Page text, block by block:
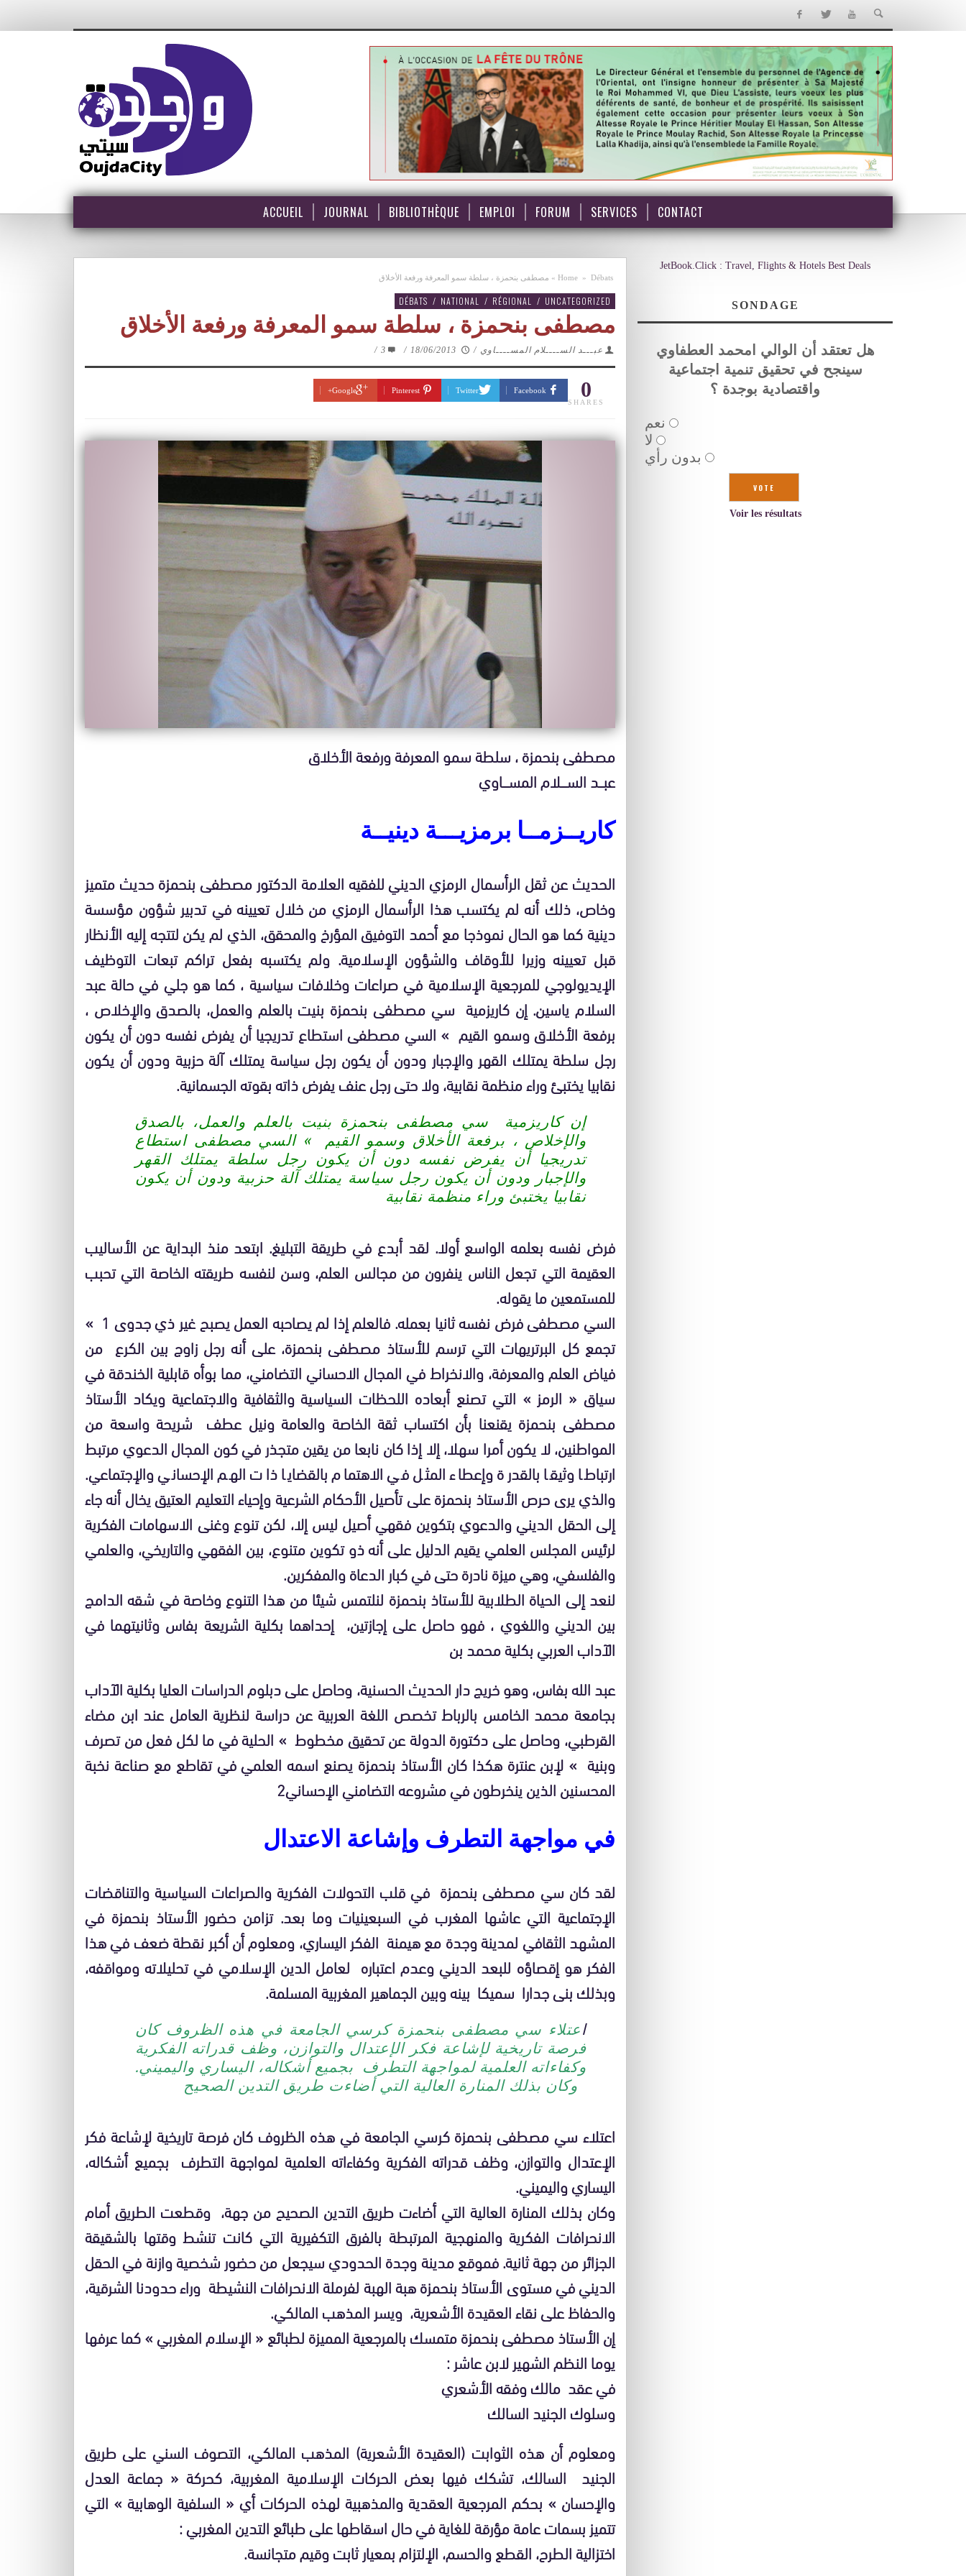
ACCUEIL JOURNAL BIBLIOTHÈQUE EMPLOI FORUM SERVICES CONTACT
Home » Débats
» مصطفى بنحمزة ، سلطة سمو المعرفة ورفعة الأخلاق
DÉBATS / NATIONAL / RÉGIONAL / UNCATEGORIZED
مصطفى بنحمزة ، سلطة سمو المعرفة ورفعة الأخلاق
عبـــد الســــلام المســــاوي /
18/06/2013
/
3
/
0
SHARES
Facebook
Twitter
Pinterest
Google+
مصطفى بنحمزة ، سلطة سمو المعرفة ورفعة الأخلاق
عبـــد الســــلام المســــاوي
كاريــزمــا برمزيـــة دينيــة
الحديث عن ثقل الرأسمال الرمزي الديني للفقيه العلامة الدكتور مصطفى بنحمزة حديث متميز
وخاص، ذلك أنه لم يكتسب هذا الرأسمال الرمزي من خلال تعيينه في تدبير شؤون مؤسسة
دينية كما هو الحال نموذجا مع أحمد التوفيق المؤرخ والمحقق، الذي لم يكن لتتجه إليه الأنظار
قبل تعيينه وزيرا للأوقاف والشؤون الإسلامية. ولم يكتسبه بفعل تراكم تبعات التوظيف
الإيديولوجي للمرجعية الإسلامية في صراعات وخلافات سياسية ، كما هو جلي في حالة عبد
السلام ياسين. إن كاريزمية سي مصطفى بنحمزة بنيت بالعلم والعمل، بالصدق والإخلاص ،
برفعة الأخلاق وسمو القيم » السي مصطفى استطاع تدريجيا أن يفرض نفسه دون أن يكون
رجل سلطة يمتلك القهر والإجبار ودون أن يكون رجل سياسة يمتلك آلة حزبية ودون أن يكون
نقابيا يختبئ وراء منظمة نقابية، ولا حتى رجل عنف يفرض ذاته بقوته الجسمانية.
إن كاريزمية سي مصطفى بنحمزة بنيت بالعلم والعمل، بالصدق
والإخلاص ، برفعة الأخلاق وسمو القيم » السي مصطفى استطاع
تدريجيا أن يفرض نفسه دون أن يكون رجل سلطة يمتلك القهر
والإجبار ودون أن يكون رجل سياسة يمتلك آلة حزبية ودون أن يكون
نقابيا يختبئ وراء منظمة نقابية
فرض نفسه بعلمه الواسع أولا. لقد أبدع في طريقة التبليغ. ابتعد منذ البداية عن الأساليب
العقيمة التي تجعل الناس ينفرون من مجالس العلم، وسن لنفسه طريقته الخاصة التي تحبب
للمستمعين ما يقوله.
السي مصطفى فرض نفسه ثانيا بعمله. فالعلم إذا لم يصاحبه العمل يصبح غير ذي جدوى 1 »
تجمع كل البرتريهات التي ترسم للأستاذ مصطفى بنحمزة، على أنه رجل زاوج بين الكرع من
فياض العلم والمعرفة، والانخراط في المجال الاحساني التضامني، مما بوأه قابلية الخندقة في
سياق « الرمز » التي تصنع أبعاده اللحظات السياسية والثقافية والاجتماعية ويكاد الأستاذ
مصطفى بنحمزة يقنعنا بأن اكتساب ثقة الخاصة والعامة ونيل عطف شريحة واسعة من
المواطنين، لا يكون أمرا سهلا، إلا إذا كان نابعا من يقين متجذر في كون المجال الدعوي مرتبط
ارتباطا وثيقا بالقدرة وإعطاء المثل في الاهتمام بالقضايا ذات الهم الإحساني والإجتماعي.
والذي يرى حرص الأستاذ بنحمزة على تأصيل الأحكام الشرعية وإحياء التعليم العتيق يخال أنه جاء
إلى الحقل الديني والدعوي بتكوين فقهي أصيل ليس إلا، لكن تنوع وغنى الاسهامات الفكرية
لرئيس المجلس العلمي يقيم الدليل على أنه ذو تكوين متنوع، بين الفقهي والتاريخي، والعلمي
والفلسفي، وهي ميزة نادرة حتى في كبار الدعاة والمفكرين.
لنعد إلى الحياة الطلابية للأستاذ بنحمزة لنلتمس شيئا من هذا التنوع وخاصة في شقه الدامج
بين الديني واللغوي ، فهو حاصل على إجازتين، إحداهما بكلية الشريعة بفاس وثانيتهما في
الآداب العربي بكلية محمد بن
عبد الله بفاس، وهو خريج دار الحديث الحسنية، وحاصل على دبلوم الدراسات العليا بكلية الآداب
بجامعة محمد الخامس بالرباط تخصص اللغة العربية عن دراسة لنظرية العامل عند ابن مضاء
القرطبي، وحاصل على دكتورة الدولة عن تحقيق مخطوط » الحلية في ما لكل فعل من تصرف
وبنية » لإبن عنترة هكذا كان الأستاذ بنحمزة يصنع اسمه العلمي في تقاطع مع صناعة نخبة
المحسنين الذين ينخرطون في مشروعه التضامني الإحساني2
في مواجهة التطرف وإشاعة الاعتدال
لقد كان سي مصطفى بنحمزة في قلب التحولات الفكرية والصراعات السياسية والتناقضات
الإجتماعية التي عاشها المغرب في السبعينيات وما بعد. تزامن حضور الأستاذ بنحمزة في
المشهد الثقافي لمدينة وجدة مع هيمنة الفكر اليساري، ومعلوم أن أكبر نقطة ضعف في هذا
الفكر هو إقصاؤه للبعد الديني وعدم اعتباره لعامل الدين الإسلامي في تحليلاته ومواقفه،
وبذلك بنى جدارا سميكا بينه وبين الجماهير المغربية المسلمة.
اعتلاء سي مصطفى بنحمزة كرسي الجامعة في هذه الظروف كان
فرصة تاريخية لإشاعة فكر الإعتدال والتوازن، وظف قدراته الفكرية
وكفاءاته العلمية لمواجهة التطرف بجميع أشكاله، اليساري واليميني.
وكان بذلك المنارة العالية التي أضاءت طريق التدين الصحيح
اعتلاء سي مصطفى بنحمزة كرسي الجامعة في هذه الظروف كان فرصة تاريخية لإشاعة فكر
الإعتدال والتوازن، وظف قدراته الفكرية وكفاءاته العلمية لمواجهة التطرف بجميع أشكاله،
اليساري واليميني.
وكان بذلك المنارة العالية التي أضاءت طريق التدين الصحيح من جهة، وقطعت الطريق أمام
الانحرافات الفكرية والمنهجية المرتبطة بالفرق التكفيرية التي كانت تنشط وقتها بالشقيقة
الجزائر من جهة ثانية. فموقع مدينة وجدة الحدودي سيجعل من حضور شخصية وازنة في الحقل
الديني في مستوى الأستاذ بنحمزة هبة الهبة لفرملة الانحرافات النشيطة وراء حدودنا الشرقية،
والحفاظ على نقاء العقيدة الأشعرية، ويسر المذهب المالكي.
إن الأستاذ مصطفى بنحمزة متمسك بالمرجعية المميزة لطبائع « الإسلام المغربي » كما عرفها
يوما النظم الشهير لابن عاشر :
في عقد مالك وفقه الأشعري
وسلوك الجنيد السالك
ومعلوم أن هذه الثوابت (العقيدة الأشعرية) المذهب المالكي، التصوف السني على طريق
الجنيد السالك، تشكك فيها بعض الحركات الإسلامية المغربية، كحركة « جماعة العدل
والإحسان » بحكم المرجعية العقدية والمذهبية لهذه الحركات أي « السلفية الوهابية » التي
تتميز بسمات عامة مؤرقة للغاية في حال اسقاطها على طبائع التدين المغربي :
اختزالية الطرح، القطع والحسم، الإلتزام بمعيار ثابت وقيم متجانسة.
JetBook.Click : Travel, Flights & Hotels Best Deals
SONDAGE
هل تعتقد أن الوالي امحمد العطفاوي
سينجح في تحقيق تنمية اجتماعية
واقتصادية بوجدة ؟
نعم
لا
بدون رأي
Voir les résultats